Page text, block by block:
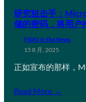
研究狙击手：
储的密码，将用户
FIDO in the News
15 8 月, 2025
正如宣布的那样，
Read More →